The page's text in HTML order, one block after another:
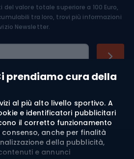
prendiamo cura della
al più alto livello sportivo. A
e identificatori pubblicitari
il corretto funzionamento
anche per finalità
della pubblicità,
e annunci
valore totale superiore a 100 Euro,
tra loro, trovi più informazioni
Newsletter.